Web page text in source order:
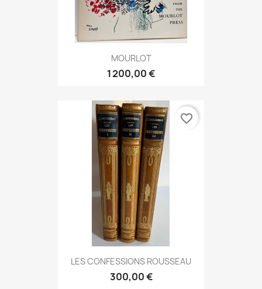
MOURLOT
1 200,00 €
LES CONFESSIONS ROUSSEAU
300,00 €
favorite_border